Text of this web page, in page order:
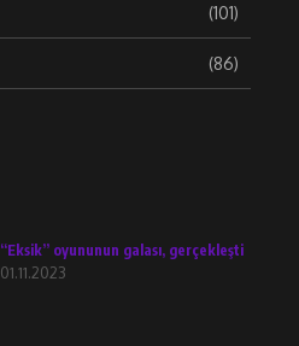
(101)
(86)
“Eksik” oyununun galası, gerçekleşti
01.11.2023